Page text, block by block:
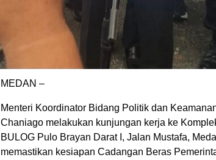
MEDAN –
Menteri Koordinator Bidang Politik dan
Chaniago melakukan kunjungan kerja ke
BULOG Pulo Brayan Darat I, Jalan Mustafa,
memastikan kesiapan Cadangan Beras